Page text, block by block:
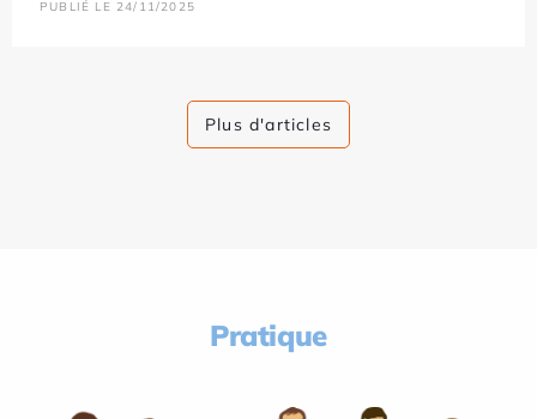
PUBLIÉ LE 24/11/2025
Plus d'articles
Pratique